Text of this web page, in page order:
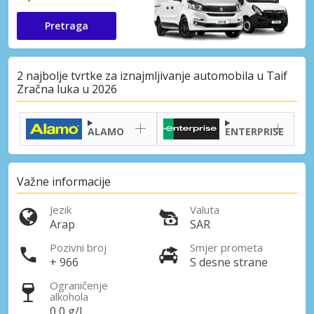
Pretraga
2 najbolje tvrtke za iznajmljivanje automobila u Taif
Zračna luka u 2026
ALAMO ENTERPRISE
Važne informacije
Jezik
Arap
Valuta
SAR
Pozivni broj
+ 966
Smjer prometa
S desne strane
Ograničenje
alkohola